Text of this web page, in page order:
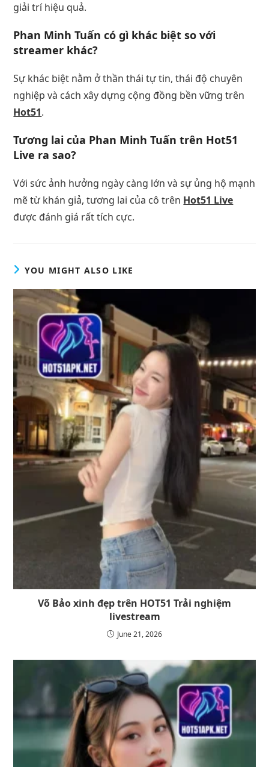
giải trí hiệu quả.
Phan Minh Tuấn có gì khác biệt so với
streamer khác?
Sự khác biệt nằm ở thần thái tự tin, thái độ chuyên
nghiệp và cách xây dựng cộng đồng bền vững trên
Hot51.
Tương lai của Phan Minh Tuấn trên Hot51
Live ra sao?
Với sức ảnh hưởng ngày càng lớn và sự ủng hộ mạnh
mẽ từ khán giả, tương lai của cô trên Hot51 Live
được đánh giá rất tích cực.
YOU MIGHT ALSO LIKE
Võ Bảo xinh đẹp trên HOT51 Trải nghiệm
livestream
June 21, 2026